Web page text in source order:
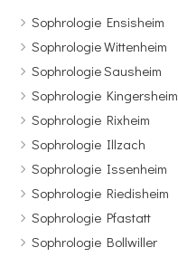
Sophrologie Ensisheim
Sophrologie Wittenheim
Sophrologie Sausheim
Sophrologie Kingersheim
Sophrologie Rixheim
Sophrologie Illzach
Sophrologie Issenheim
Sophrologie Riedisheim
Sophrologie Pfastatt
Sophrologie Bollwiller